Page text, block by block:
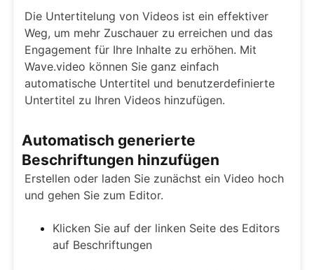
Die Untertitelung von Videos ist ein effektiver
Weg, um mehr Zuschauer zu erreichen und das
Engagement für Ihre Inhalte zu erhöhen. Mit
Wave.video können Sie ganz einfach
automatische Untertitel und benutzerdefinierte
Untertitel zu Ihren Videos hinzufügen.
Automatisch generierte
Beschriftungen hinzufügen
Erstellen oder laden Sie zunächst ein Video hoch
und gehen Sie zum Editor.
Klicken Sie auf der linken Seite des Editors
auf Beschriftungen